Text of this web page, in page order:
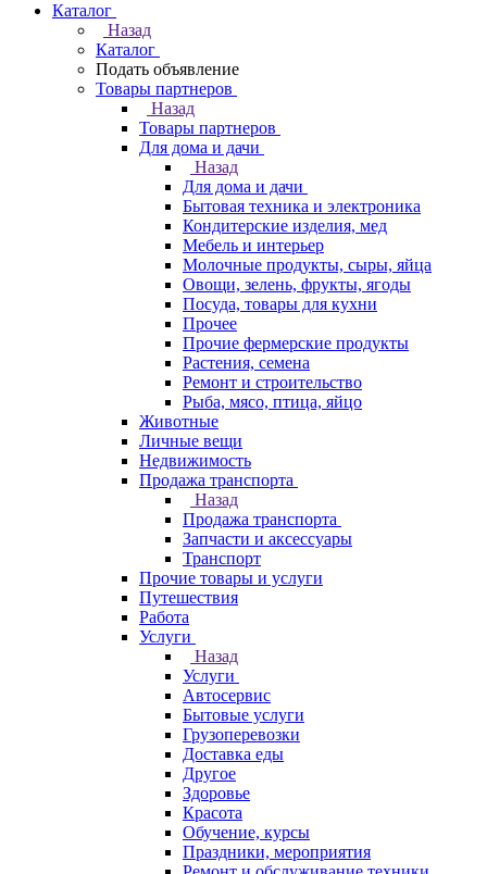
Каталог
Назад
Каталог
Подать объявление
Товары партнеров
Назад
Товары партнеров
Для дома и дачи
Назад
Для дома и дачи
Бытовая техника и электроника
Кондитерские изделия, мед
Мебель и интерьер
Молочные продукты, сыры, яйца
Овощи, зелень, фрукты, ягоды
Посуда, товары для кухни
Прочее
Прочие фермерские продукты
Растения, семена
Ремонт и строительство
Рыба, мясо, птица, яйцо
Животные
Личные вещи
Недвижимость
Продажа транспорта
Назад
Продажа транспорта
Запчасти и аксессуары
Транспорт
Прочие товары и услуги
Путешествия
Работа
Услуги
Назад
Услуги
Автосервис
Бытовые услуги
Грузоперевозки
Доставка еды
Другое
Здоровье
Красота
Обучение, курсы
Праздники, мероприятия